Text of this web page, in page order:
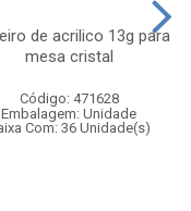
de acrilico 13g para
mesa cristal
Código: 471628
Embalagem: Unidade
Com: 36 Unidade(s)